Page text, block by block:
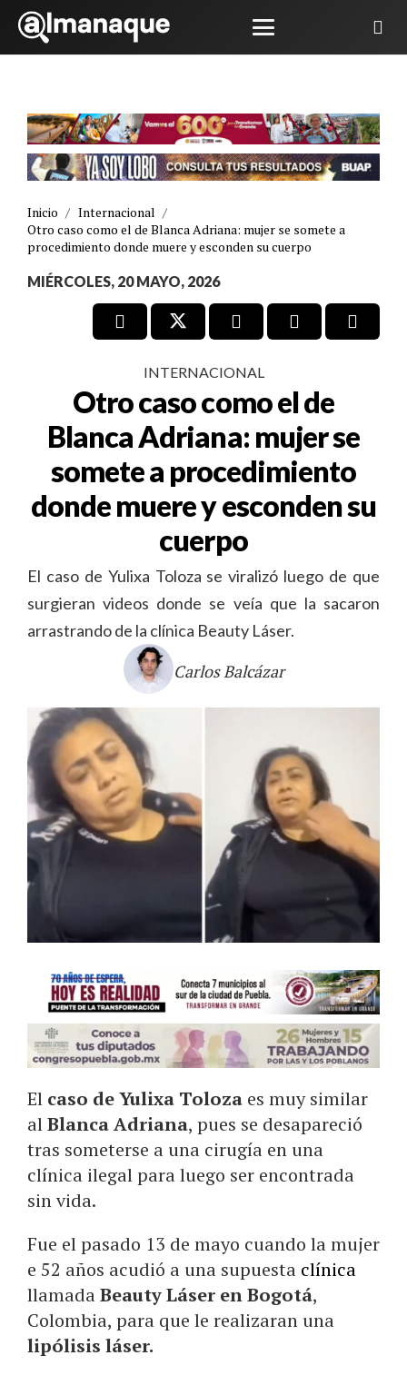
Inicio / Internacional /
Otro caso como el de Blanca Adriana: mujer se somete a
procedimiento donde muere y esconden su cuerpo
MIÉRCOLES, 20 MAYO, 2026
INTERNACIONAL
Otro caso como el de
Blanca Adriana: mujer se
somete a procedimiento
donde muere y esconden su
cuerpo
El caso de Yulixa Toloza se viralizó luego de que
surgieran videos donde se veía que la sacaron
arrastrando de la clínica Beauty Láser.
Carlos Balcázar
El caso de Yulixa Toloza es muy similar
alBlanca Adriana, pues se desapareció
tras someterse a una cirugía en una
clínica ilegal para luego ser encontrada
sin vida.
Fue el pasado 13 de mayo cuando la mujer
e 52 años acudió a una supuesta clínica
llamadaBeauty Láser en Bogotá,
Colombia, para que le realizaran una
lipólisis láser.